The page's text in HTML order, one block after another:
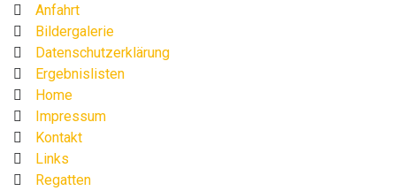
Anfahrt
Bildergalerie
Datenschutzerklärung
Ergebnislisten
Home
Impressum
Kontakt
Links
Regatten